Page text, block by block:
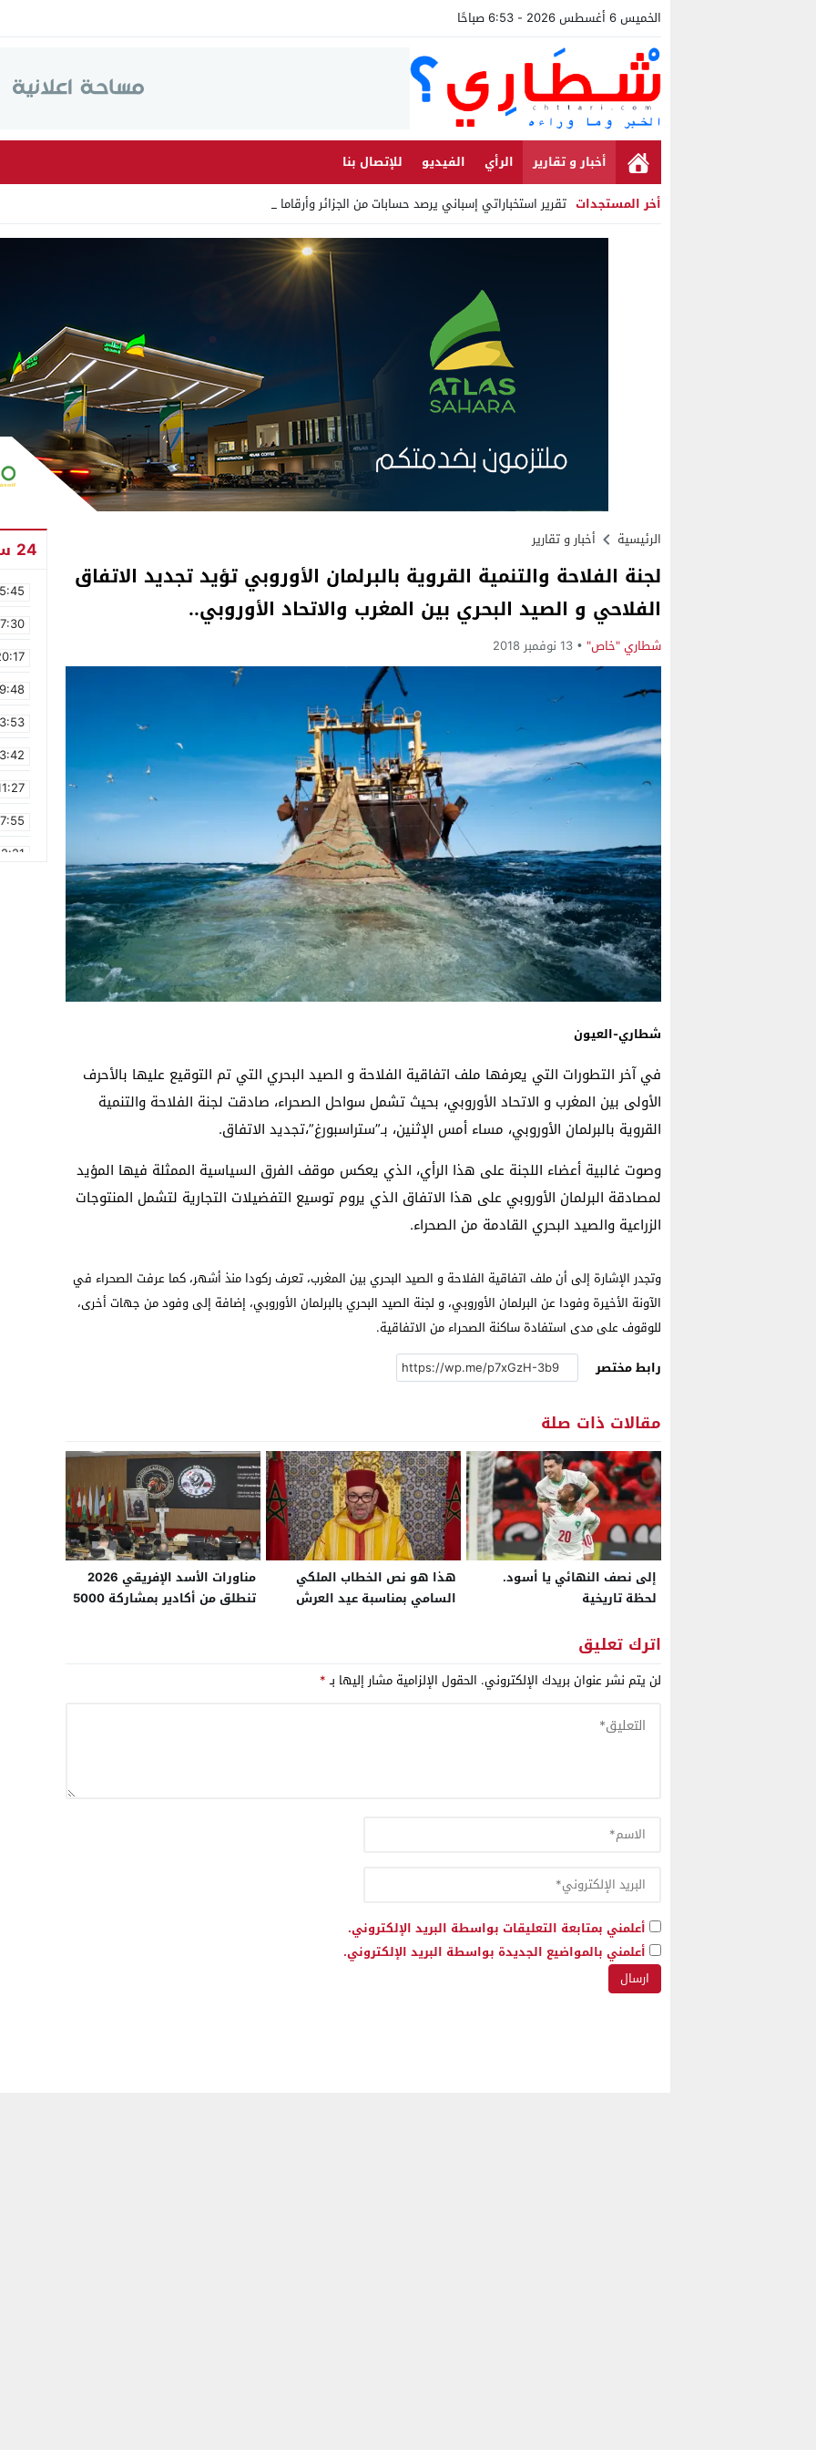
الخميس 6 أغسطس 2026 - 6:53 صباحًا
أخبار و تقارير الرأي الفيديو
للإتصال بنا
أخر المستجدات تقرير استخباراتي إسباني يرصد حسابات من الجزائر وأرقاما بـ”213+” ض _
Stop
الرئيسية أخبار و تقارير
لجنة الفلاحة والتنمية القروية بالبرلمان الأوروبي تؤيد تجديد الاتفاق
الفلاحي و الصيد البحري بين المغرب والاتحاد الأوروبي..
شطاري "خاص" 13 نوفمبر 2018
شطاري-العيون
في آخر التطورات التي يعرفها ملف اتفاقية الفلاحة و الصيد البحري التي تم التوقيع عليها بالأحرف
الأولى بين المغرب و الاتحاد الأوروبي، بحيث تشمل سواحل الصحراء، صادقت لجنة الفلاحة والتنمية
القروية بالبرلمان الأوروبي، مساء أمس الإثنين، بـ”ستراسبورغ”،تجديد الاتفاق.
وصوت غالبية أعضاء اللجنة على هذا الرأي، الذي يعكس موقف الفرق السياسية الممثلة فيها المؤيد
لمصادقة البرلمان الأوروبي على هذا الاتفاق الذي يروم توسيع التفضيلات التجارية لتشمل المنتوجات
الزراعية والصيد البحري القادمة من الصحراء.
وتجدر الإشارة إلى أن ملف اتفاقية الفلاحة و الصيد البحري بين المغرب، تعرف ركودا منذ أشهر، كما عرفت الصحراء في
الآونة الأخيرة وفودا عن البرلمان الأوروبي، و لجنة الصيد البحري بالبرلمان الأوروبي، إضافة إلى وفود من جهات أخرى،
للوقوف على مدى استفادة ساكنة الصحراء من الاتفاقية.
رابط مختصر
مقالات ذات صلة
إلى نصف النهائي يا أسود.
لحظة تاريخية
هذا هو نص الخطاب الملكي
السامي بمناسبة عيد العرش
مناورات الأسد الإفريقي 2026
تنطلق من أكادير بمشاركة 5000
اترك تعليق
لن يتم نشر عنوان بريدك الإلكتروني. الحقول الإلزامية مشار إليها بـ*
أعلمني بمتابعة التعليقات بواسطة البريد الإلكتروني.
أعلمني بالمواضيع الجديدة بواسطة البريد الإلكتروني.
24 ساعة